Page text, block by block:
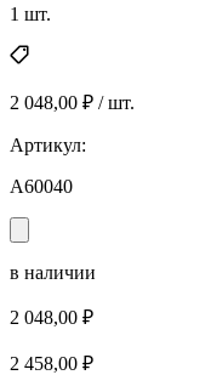
1 шт.
2 048,00 ₽ / шт.
Артикул:
A60040
в наличии
2 048,00 ₽
2 458,00 ₽